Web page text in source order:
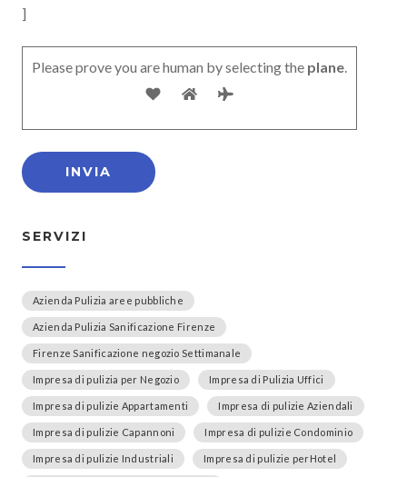
]
Please prove you are human by selecting the plane.
SERVIZI
Azienda Pulizia aree pubbliche
Azienda Pulizia Sanificazione Firenze
Firenze Sanificazione negozio Settimanale
Impresa di pulizia per Negozio Impresa di Pulizia Uffici
Impresa di pulizie Appartamenti Impresa di pulizie Aziendali
Impresa di pulizie Capannoni Impresa di pulizie Condominio
Impresa di pulizie Industriali Impresa di pulizie perHotel